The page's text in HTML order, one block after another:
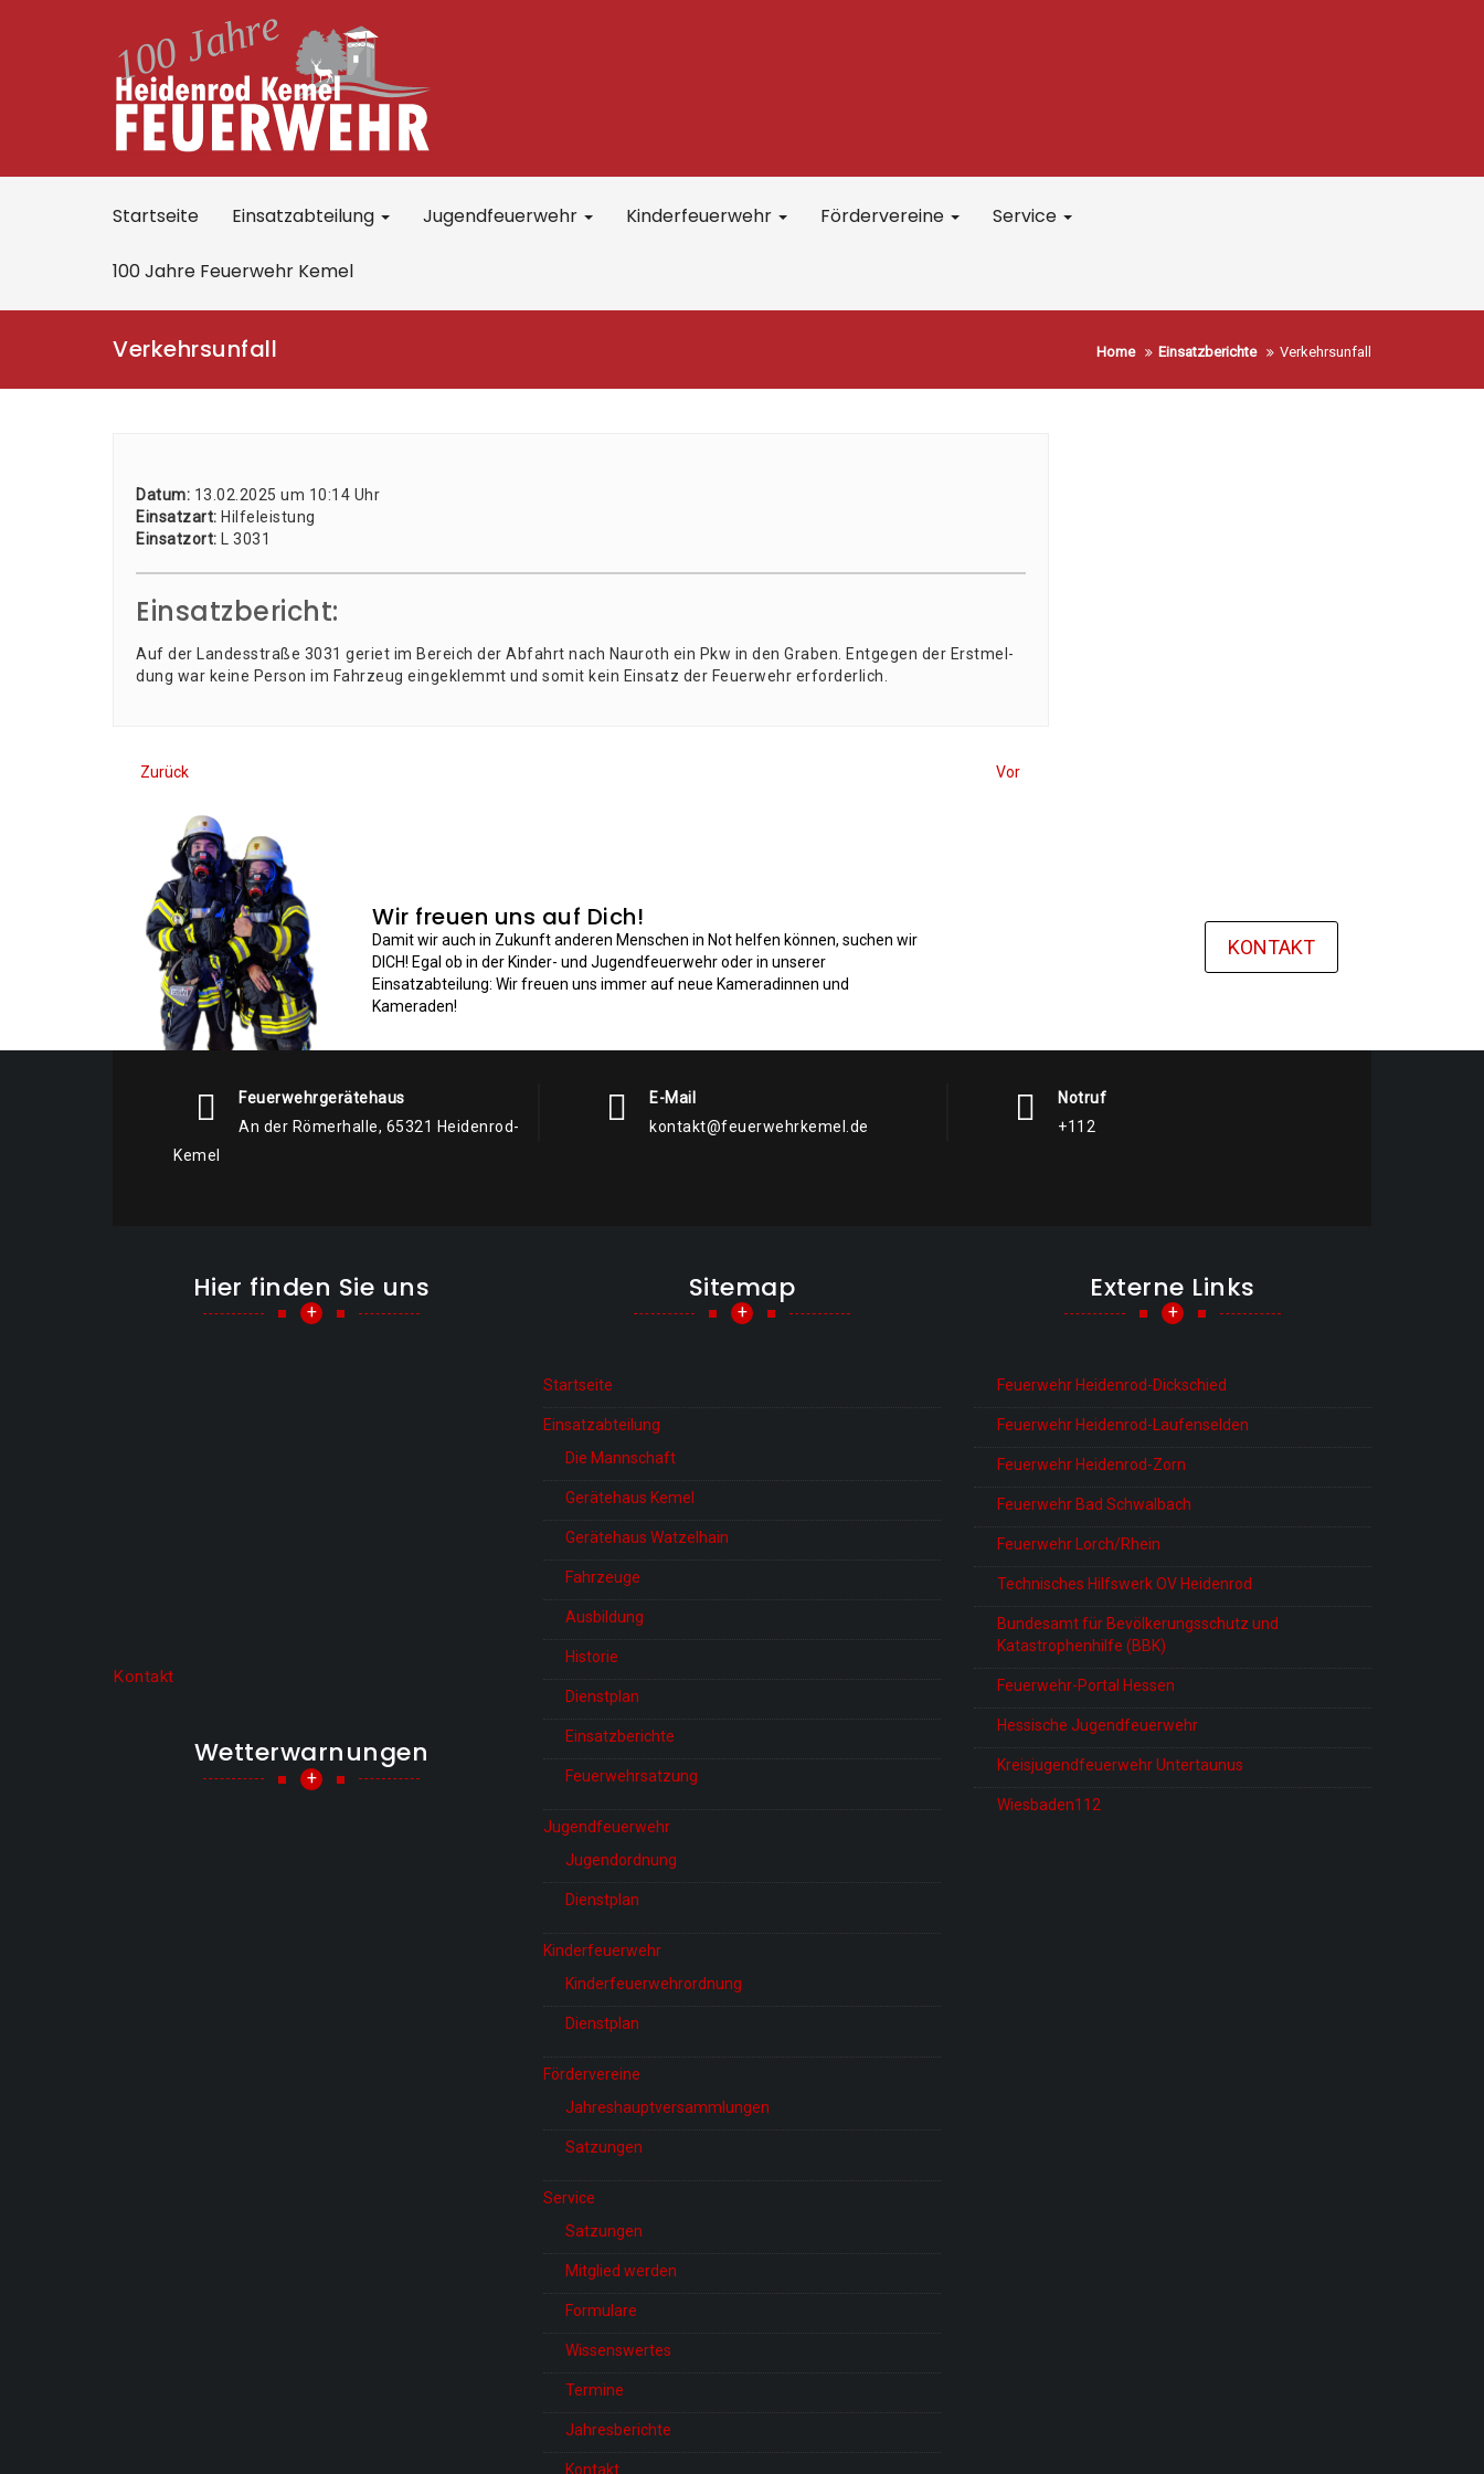
Startseite Einsatzabteilung Jugendfeuerwehr Kinderfeuerwehr Fördervereine Service
100 Jahre Feuerwehr Kemel
Verkehrsunfall Home Einsatzberichte Verkehrsunfall
Datum: 13.02.2025 um 10:14 Uhr
Ein­satz­art: Hil­fe­leis­tung
Ein­satz­ort: L 3031
Einsatzbericht:
Auf der Lan­des­stra­ße 3031 geriet im Bereich der Abfahrt nach Nau­roth ein Pkw in den Gra­ben. Ent­ge­gen der Erst­mel­
dung war kei­ne Per­son im Fahr­zeug ein­ge­klemmt und somit kein Ein­satz der Feu­er­wehr erforderlich.
Zurück Vor
Wir freuen uns auf Dich!
Damit wir auch in Zukunft anderen Menschen in Not helfen können, suchen wir
DICH! Egal ob in der Kinder- und Jugendfeuerwehr oder in unserer
Einsatzabteilung: Wir freuen uns immer auf neue Kameradinnen und
Kameraden!
KONTAKT
Feuerwehrgerätehaus
An der Römerhalle, 65321 Heidenrod-
Kemel
E-Mail
kontakt@feuerwehrkemel.de
Notruf
+112
Hier finden Sie uns
+
Kontakt
Wetterwarnungen
+
Sitemap
+
Startseite
Einsatzabteilung
Die Mannschaft
Gerätehaus Kemel
Gerätehaus Watzelhain
Fahrzeuge
Ausbildung
Historie
Dienstplan
Einsatzberichte
Feuerwehrsatzung
Jugendfeuerwehr
Jugendordnung
Dienstplan
Kinderfeuerwehr
Kinderfeuerwehrordnung
Dienstplan
Fördervereine
Jahreshauptversammlungen
Satzungen
Service
Satzungen
Mitglied werden
Formulare
Wissenswertes
Termine
Jahresberichte
Kontakt
Externe Links
+
Feuerwehr Heidenrod-Dickschied
Feuerwehr Heidenrod-Laufenselden
Feuerwehr Heidenrod-Zorn
Feuerwehr Bad Schwalbach
Feuerwehr Lorch/Rhein
Technisches Hilfswerk OV Heidenrod
Bundesamt für Bevölkerungsschutz und
Katastrophenhilfe (BBK)
Feuerwehr-Portal Hessen
Hessische Jugendfeuerwehr
Kreisjugendfeuerwehr Untertaunus
Wiesbaden112